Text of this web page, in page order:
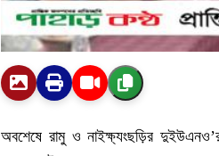
অবশেষে রামু ও নাইক্ষ্যংছড়ির দুইউএনও’র